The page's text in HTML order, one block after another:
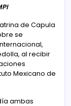
de Capula
se
al recibir
Mexicano de
ambas